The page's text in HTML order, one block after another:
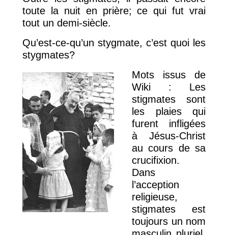
toute la nuit en prière; ce qui fut vrai
tout un demi-siècle.
Qu’est-ce-qu’un stygmate, c’est quoi les
stygmates?
Mots issus de
Wiki : Les
stigmates sont
les plaies qui
furent infligées
à Jésus-Christ
au cours de sa
crucifixion.
Dans
l’acception
religieuse,
stigmates est
toujours un nom